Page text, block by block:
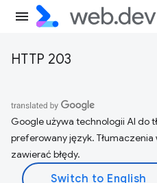
HTTP 203
Google używa technologii AI do
preferowany język.
zawierać błędy.